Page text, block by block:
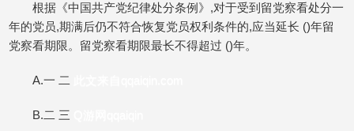
根据《中国共产党纪律处分条例》,对于受到留党察看处分一
年的党员,期满后仍不符合恢复党员权利条件的,应当延长 ()年留
党察看期限。留党察看期限最长不得超过 ()年。
A.一 二
B.二 三